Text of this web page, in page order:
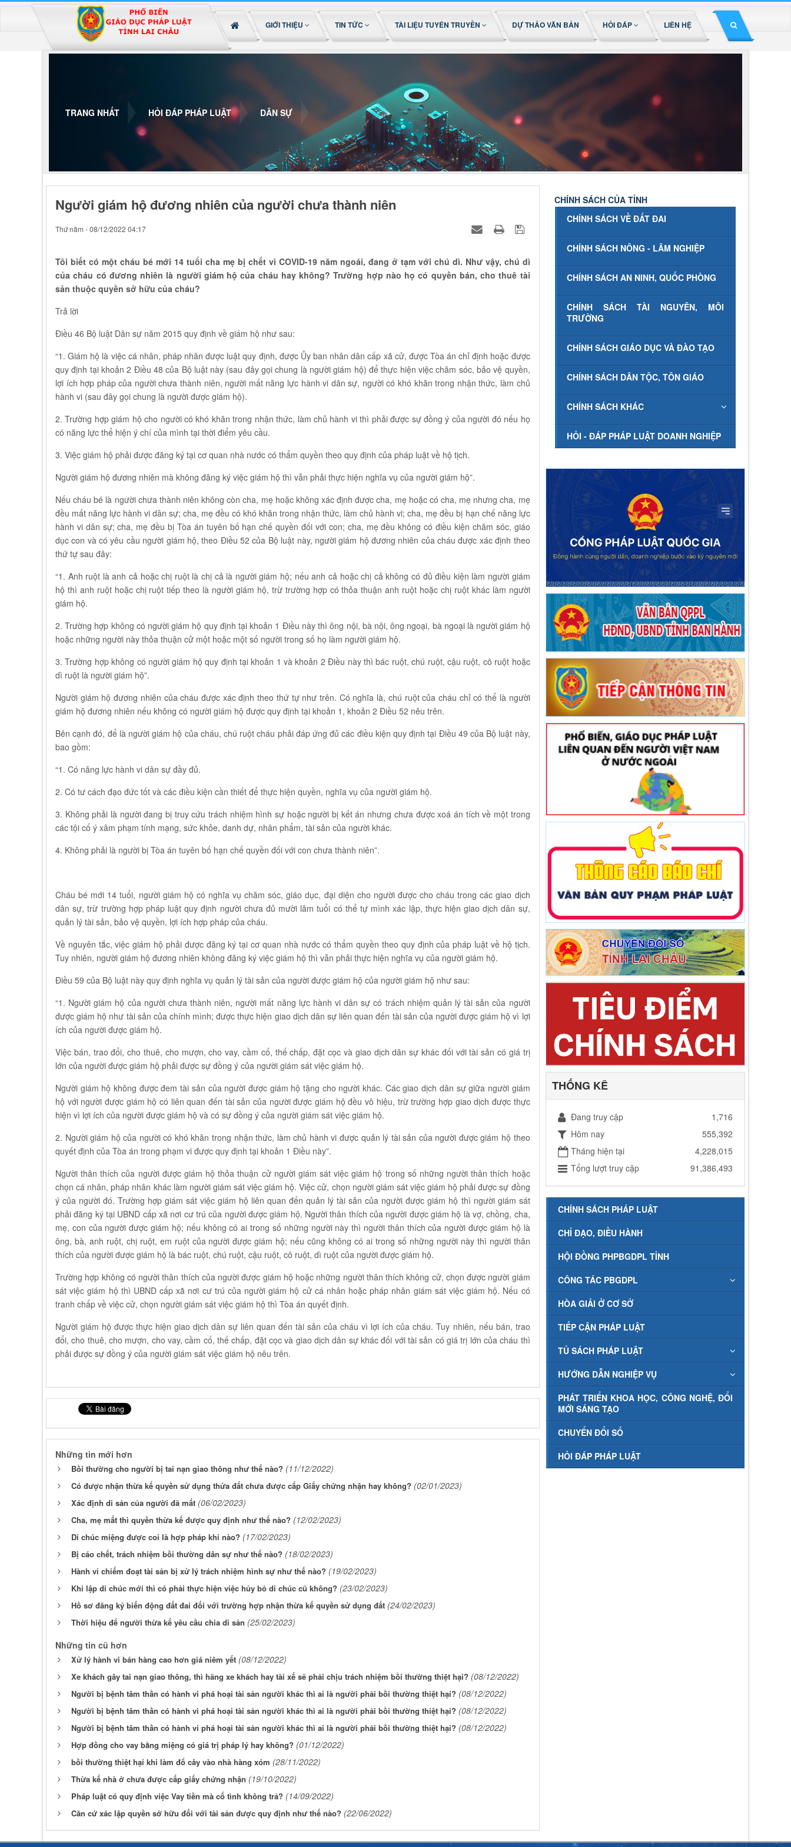
GIỚI THIỆU TIN TỨC TÀI LIỆU TUYÊN TRUYỀN DỰ THẢO VĂN BẢN HỎI ĐÁP LIÊN HỆ
TRANG NHẤT HỎI ĐÁP PHÁP LUẬT DÂN SỰ
Người giám hộ đương nhiên của người chưa thành niên
Thứ năm - 08/12/2022 04:17
Tôi biết có một cháu bé mới 14 tuổi cha mẹ bị chết vì COVID-19 năm ngoái, đang ở tạm với chú dì. Như vậy, chú dì
của cháu có đương nhiên là người giám hộ của cháu hay không? Trường hợp nào họ có quyền bán, cho thuê tài
sản thuộc quyền sở hữu của cháu?
Trả lời
Điều 46 Bộ luật Dân sự năm 2015 quy định về giám hộ như sau:
“1. Giám hộ là việc cá nhân, pháp nhân được luật quy định, được Ủy ban nhân dân cấp xã cử, được Tòa án chỉ định hoặc được
quy định tại khoản 2 Điều 48 của Bộ luật này (sau đây gọi chung là người giám hộ) để thực hiện việc chăm sóc, bảo vệ quyền,
lợi ích hợp pháp của người chưa thành niên, người mất năng lực hành vi dân sự, người có khó khăn trong nhận thức, làm chủ
hành vi (sau đây gọi chung là người được giám hộ).
2. Trường hợp giám hộ cho người có khó khăn trong nhận thức, làm chủ hành vi thì phải được sự đồng ý của người đó nếu họ
có năng lực thể hiện ý chí của mình tại thời điểm yêu cầu.
3. Việc giám hộ phải được đăng ký tại cơ quan nhà nước có thẩm quyền theo quy định của pháp luật về hộ tịch.
Người giám hộ đương nhiên mà không đăng ký việc giám hộ thì vẫn phải thực hiện nghĩa vụ của người giám hộ”.
Nếu cháu bé là người chưa thành niên không còn cha, mẹ hoặc không xác định được cha, mẹ hoặc có cha, mẹ nhưng cha, mẹ
đều mất năng lực hành vi dân sự; cha, mẹ đều có khó khăn trong nhận thức, làm chủ hành vi; cha, mẹ đều bị hạn chế năng lực
hành vi dân sự; cha, mẹ đều bị Tòa án tuyên bố hạn chế quyền đối với con; cha, mẹ đều không có điều kiện chăm sóc, giáo
dục con và có yêu cầu người giám hộ, theo Điều 52 của Bộ luật này, người giám hộ đương nhiên của cháu được xác định theo
thứ tự sau đây:
“1. Anh ruột là anh cả hoặc chị ruột là chị cả là người giám hộ; nếu anh cả hoặc chị cả không có đủ điều kiện làm người giám
hộ thì anh ruột hoặc chị ruột tiếp theo là người giám hộ, trừ trường hợp có thỏa thuận anh ruột hoặc chị ruột khác làm người
giám hộ.
2. Trường hợp không có người giám hộ quy định tại khoản 1 Điều này thì ông nội, bà nội, ông ngoại, bà ngoại là người giám hộ
hoặc những người này thỏa thuận cử một hoặc một số người trong số họ làm người giám hộ.
3. Trường hợp không có người giám hộ quy định tại khoản 1 và khoản 2 Điều này thì bác ruột, chú ruột, cậu ruột, cô ruột hoặc
dì ruột là người giám hộ”.
Người giám hộ đương nhiên của cháu được xác định theo thứ tự như trên. Có nghĩa là, chú ruột của cháu chỉ có thể là người
giám hộ đương nhiên nếu không có người giám hộ được quy định tại khoản 1, khoản 2 Điều 52 nêu trên.
Bên cạnh đó, để là người giám hộ của cháu, chú ruột cháu phải đáp ứng đủ các điều kiện quy định tại Điều 49 của Bộ luật này,
bao gồm:
“1. Có năng lực hành vi dân sự đầy đủ.
2. Có tư cách đạo đức tốt và các điều kiện cần thiết để thực hiện quyền, nghĩa vụ của người giám hộ.
3. Không phải là người đang bị truy cứu trách nhiệm hình sự hoặc người bị kết án nhưng chưa được xoá án tích về một trong
các tội cố ý xâm phạm tính mạng, sức khỏe, danh dự, nhân phẩm, tài sản của người khác.
4. Không phải là người bị Tòa án tuyên bố hạn chế quyền đối với con chưa thành niên”.
Cháu bé mới 14 tuổi, người giám hộ có nghĩa vụ chăm sóc, giáo dục, đại diện cho người được cho cháu trong các giao dịch
dân sự, trừ trường hợp pháp luật quy định người chưa đủ mười lăm tuổi có thể tự mình xác lập, thực hiện giao dịch dân sự,
quản lý tài sản, bảo vệ quyền, lợi ích hợp pháp của cháu.
Về nguyên tắc, việc giám hộ phải được đăng ký tại cơ quan nhà nước có thẩm quyền theo quy định của pháp luật về hộ tịch.
Tuy nhiên, người giám hộ đương nhiên không đăng ký việc giám hộ thì vẫn phải thực hiện nghĩa vụ của người giám hộ.
Điều 59 của Bộ luật này quy định nghĩa vụ quản lý tài sản của người được giám hộ của người giám hộ như sau:
“1. Người giám hộ của người chưa thành niên, người mất năng lực hành vi dân sự có trách nhiệm quản lý tài sản của người
được giám hộ như tài sản của chính mình; được thực hiện giao dịch dân sự liên quan đến tài sản của người được giám hộ vì lợi
ích của người được giám hộ.
Việc bán, trao đổi, cho thuê, cho mượn, cho vay, cầm cố, thế chấp, đặt cọc và giao dịch dân sự khác đối với tài sản có giá trị
lớn của người được giám hộ phải được sự đồng ý của người giám sát việc giám hộ.
Người giám hộ không được đem tài sản của người được giám hộ tặng cho người khác. Các giao dịch dân sự giữa người giám
hộ với người được giám hộ có liên quan đến tài sản của người được giám hộ đều vô hiệu, trừ trường hợp giao dịch được thực
hiện vì lợi ích của người được giám hộ và có sự đồng ý của người giám sát việc giám hộ.
2. Người giám hộ của người có khó khăn trong nhận thức, làm chủ hành vi được quản lý tài sản của người được giám hộ theo
quyết định của Tòa án trong phạm vi được quy định tại khoản 1 Điều này”.
Người thân thích của người được giám hộ thỏa thuận cử người giám sát việc giám hộ trong số những người thân thích hoặc
chọn cá nhân, pháp nhân khác làm người giám sát việc giám hộ. Việc cử, chọn người giám sát việc giám hộ phải được sự đồng
ý của người đó. Trường hợp giám sát việc giám hộ liên quan đến quản lý tài sản của người được giám hộ thì người giám sát
phải đăng ký tại UBND cấp xã nơi cư trú của người được giám hộ. Người thân thích của người được giám hộ là vợ, chồng, cha,
mẹ, con của người được giám hộ; nếu không có ai trong số những người này thì người thân thích của người được giám hộ là
ông, bà, anh ruột, chị ruột, em ruột của người được giám hộ; nếu cũng không có ai trong số những người này thì người thân
thích của người được giám hộ là bác ruột, chú ruột, cậu ruột, cô ruột, dì ruột của người được giám hộ.
Trường hợp không có người thân thích của người được giám hộ hoặc những người thân thích không cử, chọn được người giám
sát việc giám hộ thì UBND cấp xã nơi cư trú của người giám hộ cử cá nhân hoặc pháp nhân giám sát việc giám hộ. Nếu có
tranh chấp về việc cử, chọn người giám sát việc giám hộ thì Tòa án quyết định.
Người giám hộ được thực hiện giao dịch dân sự liên quan đến tài sản của cháu vì lợi ích của cháu. Tuy nhiên, nếu bán, trao
đổi, cho thuê, cho mượn, cho vay, cầm cố, thế chấp, đặt cọc và giao dịch dân sự khác đối với tài sản có giá trị lớn của cháu thì
phải được sự đồng ý của người giám sát việc giám hộ nêu trên.
Những tin mới hơn
Bồi thường cho người bị tai nạn giao thông như thế nào? (11/12/2022)
Có được nhận thừa kế quyền sử dụng thửa đất chưa được cấp Giấy chứng nhận hay không? (02/01/2023)
Xác định di sản của người đã mất (06/02/2023)
Cha, mẹ mất thì quyền thừa kế được quy định như thế nào? (12/02/2023)
Di chúc miệng được coi là hợp pháp khi nào? (17/02/2023)
Bị cáo chết, trách nhiệm bồi thường dân sự như thế nào? (18/02/2023)
Hành vi chiếm đoạt tài sản bị xử lý trách nhiệm hình sự như thế nào? (19/02/2023)
Khi lập di chúc mới thì có phải thực hiện việc hủy bỏ di chúc cũ không? (23/02/2023)
Hồ sơ đăng ký biến động đất đai đối với trường hợp nhận thừa kế quyền sử dụng đất (24/02/2023)
Thời hiệu để người thừa kế yêu cầu chia di sản (25/02/2023)
Những tin cũ hơn
Xử lý hành vi bán hàng cao hơn giá niêm yết (08/12/2022)
Xe khách gây tai nạn giao thông, thì hãng xe khách hay tài xế sẽ phải chịu trách nhiệm bồi thường thiệt hại? (08/12/2022)
Người bị bệnh tâm thần có hành vi phá hoại tài sản người khác thì ai là người phải bồi thường thiệt hại? (08/12/2022)
Người bị bệnh tâm thần có hành vi phá hoại tài sản người khác thì ai là người phải bồi thường thiệt hại? (08/12/2022)
Người bị bệnh tâm thần có hành vi phá hoại tài sản người khác thì ai là người phải bồi thường thiệt hại? (08/12/2022)
Hợp đồng cho vay bằng miệng có giá trị pháp lý hay không? (01/12/2022)
bồi thường thiệt hại khi làm đổ cây vào nhà hàng xóm (28/11/2022)
Thừa kế nhà ở chưa được cấp giấy chứng nhận (19/10/2022)
Pháp luật có quy định việc Vay tiền mà cố tình không trả? (14/09/2022)
Căn cứ xác lập quyền sở hữu đối với tài sản được quy định như thế nào? (22/06/2022)
CHÍNH SÁCH CỦA TỈNH
CHÍNH SÁCH VỀ ĐẤT ĐAI
CHÍNH SÁCH NÔNG - LÂM NGHIỆP
CHÍNH SÁCH AN NINH, QUỐC PHÒNG
CHÍNH SÁCH TÀI NGUYÊN, MÔI
TRƯỜNG
CHÍNH SÁCH GIÁO DỤC VÀ ĐÀO TẠO
CHÍNH SÁCH DÂN TỘC, TÔN GIÁO
CHÍNH SÁCH KHÁC
HỎI - ĐÁP PHÁP LUẬT DOANH NGHIỆP
THỐNG KÊ
Đang truy cập
1,716
Hôm nay
555,392
Tháng hiện tại
4,228,015
Tổng lượt truy cập
91,386,493
CHÍNH SÁCH PHÁP LUẬT
CHỈ ĐẠO, ĐIỀU HÀNH
HỘI ĐỒNG PHPBGDPL TỈNH
CÔNG TÁC PBGDPL
HÒA GIẢI Ở CƠ SỞ
TIẾP CẬN PHÁP LUẬT
TỦ SÁCH PHÁP LUẬT
HƯỚNG DẪN NGHIỆP VỤ
PHÁT TRIỂN KHOA HỌC, CÔNG NGHỆ, ĐỔI
MỚI SÁNG TẠO
CHUYỂN ĐỔI SỐ
HỎI ĐÁP PHÁP LUẬT
Đã kết nối EMC